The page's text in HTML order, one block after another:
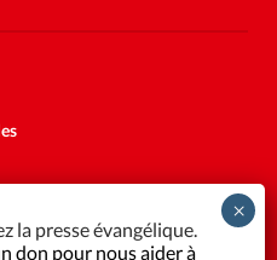
la presse évangélique.
don pour nous aider à